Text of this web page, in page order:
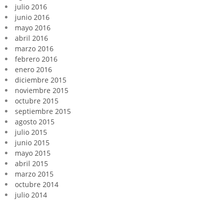
julio 2016
junio 2016
mayo 2016
abril 2016
marzo 2016
febrero 2016
enero 2016
diciembre 2015
noviembre 2015
octubre 2015
septiembre 2015
agosto 2015
julio 2015
junio 2015
mayo 2015
abril 2015
marzo 2015
octubre 2014
julio 2014